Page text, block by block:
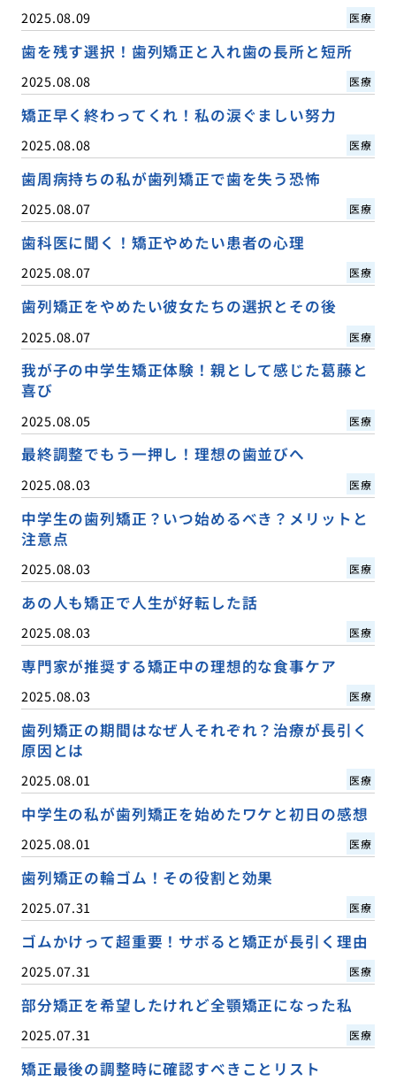
2025.08.09 医療
歯を残す選択！歯列矯正と入れ歯の長所と短所
2025.08.08 医療
矯正早く終わってくれ！私の涙ぐましい努力
2025.08.08 医療
歯周病持ちの私が歯列矯正で歯を失う恐怖
2025.08.07 医療
歯科医に聞く！矯正やめたい患者の心理
2025.08.07 医療
歯列矯正をやめたい彼女たちの選択とその後
2025.08.07 医療
我が子の中学生矯正体験！親として感じた葛藤と
喜び
2025.08.05 医療
最終調整でもう一押し！理想の歯並びへ
2025.08.03 医療
中学生の歯列矯正？いつ始めるべき？メリットと
注意点
2025.08.03 医療
あの人も矯正で人生が好転した話
2025.08.03 医療
専門家が推奨する矯正中の理想的な食事ケア
2025.08.03 医療
歯列矯正の期間はなぜ人それぞれ？治療が長引く
原因とは
2025.08.01 医療
中学生の私が歯列矯正を始めたワケと初日の感想
2025.08.01 医療
歯列矯正の輪ゴム！その役割と効果
2025.07.31 医療
ゴムかけって超重要！サボると矯正が長引く理由
2025.07.31 医療
部分矯正を希望したけれど全顎矯正になった私
2025.07.31 医療
矯正最後の調整時に確認すべきことリスト